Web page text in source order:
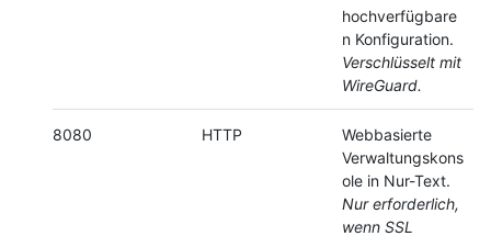
hochverfügbare
n Konfiguration.
Verschlüsselt mit
WireGuard.
8080 HTTP
Webbasierte
Verwaltungskons
ole in Nur-Text.
Nur erforderlich,
wenn SSL